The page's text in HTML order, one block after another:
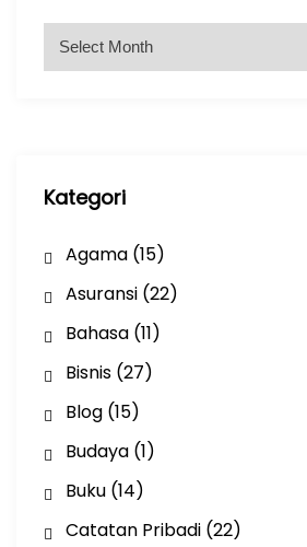
Kategori
Agama(15)
Asuransi(22)
Bahasa(11)
Bisnis(27)
Blog(15)
Budaya(1)
Buku(14)
Catatan Pribadi(22)